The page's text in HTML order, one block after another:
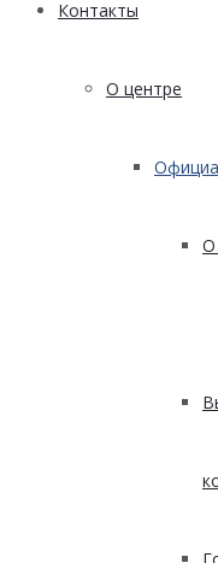
Контакты
О центре
О